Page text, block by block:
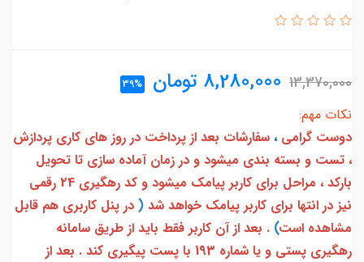
13,370,000
8,280,000 تومان 39%
نکات مهم:
دوست گرامی ، سفارشات بعد از پرداخت در روز های کاری پردازش
، تست و بسته بندی میشود و در زمان آماده سازی تا تحویل
بارکد ، مراحل برای کاربر پیامک میشود و کد رهگیری 24 رقمی
نیز در انتها برای کاربر پیامک خواهد شد ( در پنل کاربری هم قابل
مشاهده است) . بعد از آن کاربر فقط باید از طریق سامانه
رهگیری پستی و یا شماره 193 با پست پیگیری کند . بعد از